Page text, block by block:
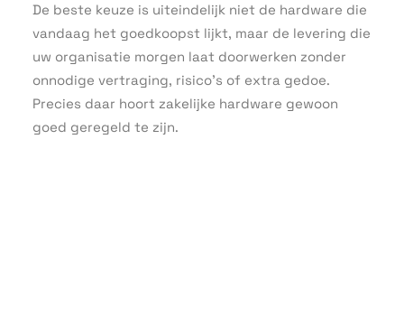
De beste keuze is uiteindelijk niet de hardware die
vandaag het goedkoopst lijkt, maar de levering die
uw organisatie morgen laat doorwerken zonder
onnodige vertraging, risico’s of extra gedoe.
Precies daar hoort zakelijke hardware gewoon
goed geregeld te zijn.